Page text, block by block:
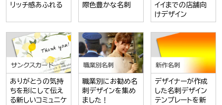
リッチ感あふれる
際色豊かな名刺
イイまでの店舗向
けデザイン
ありがとうの気持
ちを形にして伝え
る新しいコミュニケ
職業別にお勧め名
刺デザインを集め
ました！
デザイナーが作成
した名刺デザイン
テンプレートを新